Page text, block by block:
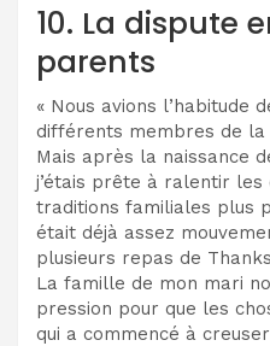
10. La dispute
parents
« Nous avions l’habitude
différents membres de
Mais après la naissance
j’étais prête à ralentir
traditions familiales plus
était déjà assez
plusieurs repas de
La famille de mon mari
pression pour que les
qui a commencé à